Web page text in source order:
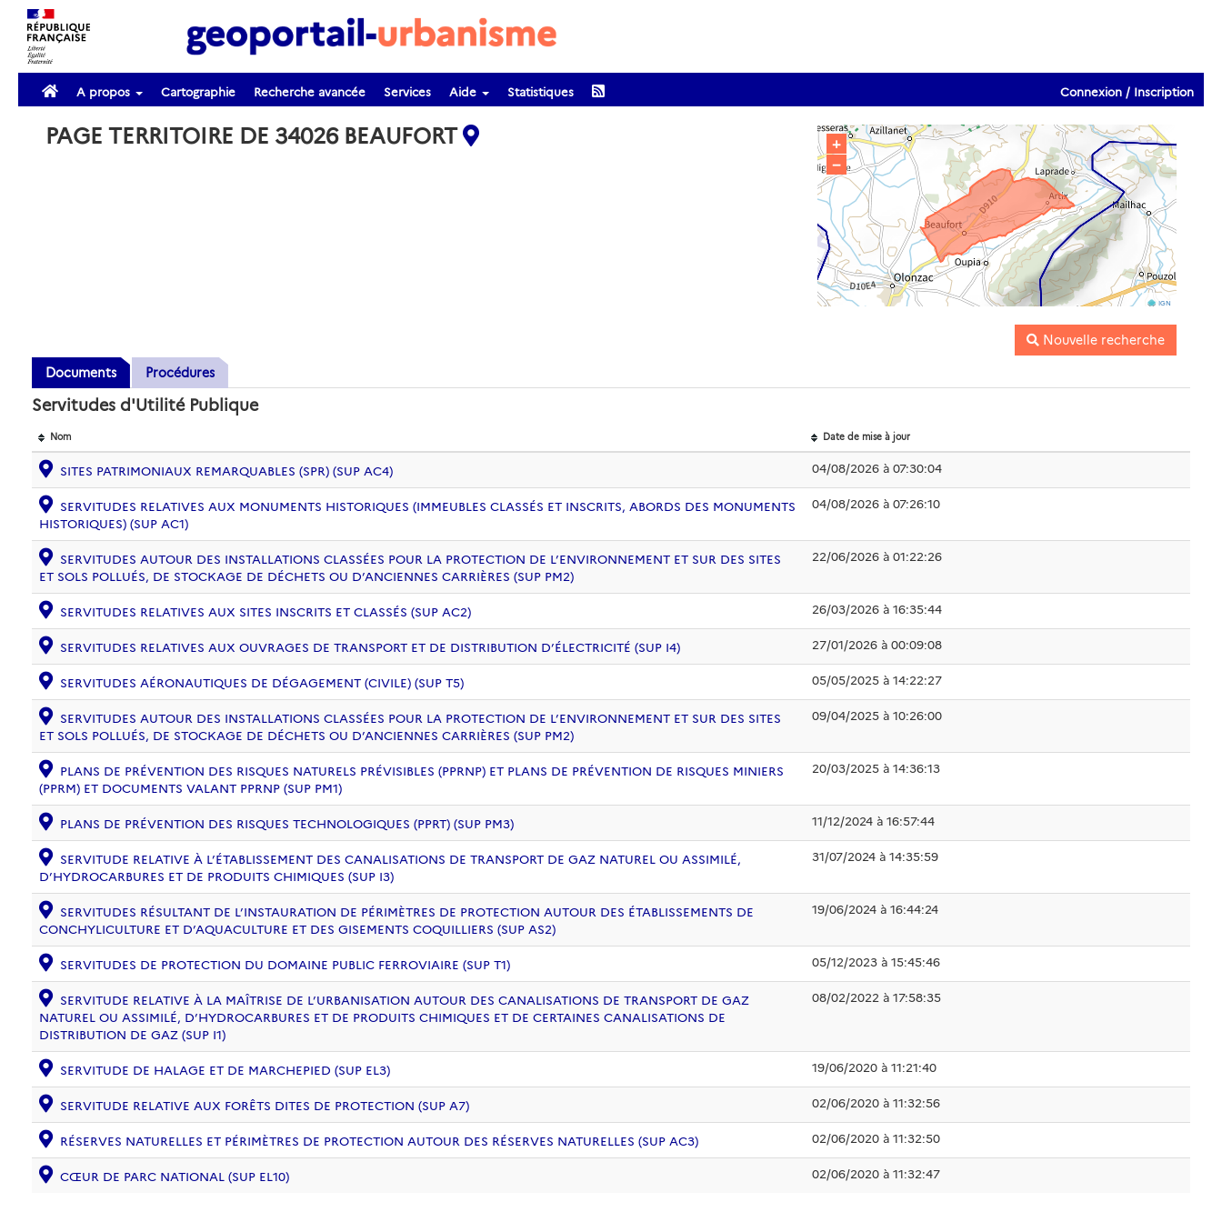
A propos Cartographie Recherche avancée Services Aide Statistiques Connexion / Inscription
PAGE TERRITOIRE DE 34026 BEAUFORT
+
−
IGN
Nouvelle recherche
Documents
Procédures
Servitudes d'Utilité Publique
Nom Date de mise à jour
SITES PATRIMONIAUX REMARQUABLES (SPR) (SUP AC4) 04/08/2026 à 07:30:04
SERVITUDES RELATIVES AUX MONUMENTS HISTORIQUES (IMMEUBLES CLASSÉS ET INSCRITS, ABORDS DES MONUMENTS
HISTORIQUES) (SUP AC1)
04/08/2026 à 07:26:10
SERVITUDES AUTOUR DES INSTALLATIONS CLASSÉES POUR LA PROTECTION DE L’ENVIRONNEMENT ET SUR DES SITES
ET SOLS POLLUÉS, DE STOCKAGE DE DÉCHETS OU D’ANCIENNES CARRIÈRES (SUP PM2)
22/06/2026 à 01:22:26
SERVITUDES RELATIVES AUX SITES INSCRITS ET CLASSÉS (SUP AC2) 26/03/2026 à 16:35:44
SERVITUDES RELATIVES AUX OUVRAGES DE TRANSPORT ET DE DISTRIBUTION D’ÉLECTRICITÉ (SUP I4) 27/01/2026 à 00:09:08
SERVITUDES AÉRONAUTIQUES DE DÉGAGEMENT (CIVILE) (SUP T5) 05/05/2025 à 14:22:27
SERVITUDES AUTOUR DES INSTALLATIONS CLASSÉES POUR LA PROTECTION DE L’ENVIRONNEMENT ET SUR DES SITES
ET SOLS POLLUÉS, DE STOCKAGE DE DÉCHETS OU D’ANCIENNES CARRIÈRES (SUP PM2)
09/04/2025 à 10:26:00
PLANS DE PRÉVENTION DES RISQUES NATURELS PRÉVISIBLES (PPRNP) ET PLANS DE PRÉVENTION DE RISQUES MINIERS
(PPRM) ET DOCUMENTS VALANT PPRNP (SUP PM1)
20/03/2025 à 14:36:13
PLANS DE PRÉVENTION DES RISQUES TECHNOLOGIQUES (PPRT) (SUP PM3) 11/12/2024 à 16:57:44
SERVITUDE RELATIVE À L’ÉTABLISSEMENT DES CANALISATIONS DE TRANSPORT DE GAZ NATUREL OU ASSIMILÉ,
D’HYDROCARBURES ET DE PRODUITS CHIMIQUES (SUP I3)
31/07/2024 à 14:35:59
SERVITUDES RÉSULTANT DE L’INSTAURATION DE PÉRIMÈTRES DE PROTECTION AUTOUR DES ÉTABLISSEMENTS DE
CONCHYLICULTURE ET D’AQUACULTURE ET DES GISEMENTS COQUILLIERS (SUP AS2)
19/06/2024 à 16:44:24
SERVITUDES DE PROTECTION DU DOMAINE PUBLIC FERROVIAIRE (SUP T1) 05/12/2023 à 15:45:46
SERVITUDE RELATIVE À LA MAÎTRISE DE L’URBANISATION AUTOUR DES CANALISATIONS DE TRANSPORT DE GAZ
NATUREL OU ASSIMILÉ, D’HYDROCARBURES ET DE PRODUITS CHIMIQUES ET DE CERTAINES CANALISATIONS DE
DISTRIBUTION DE GAZ (SUP I1)
08/02/2022 à 17:58:35
SERVITUDE DE HALAGE ET DE MARCHEPIED (SUP EL3) 19/06/2020 à 11:21:40
SERVITUDE RELATIVE AUX FORÊTS DITES DE PROTECTION (SUP A7) 02/06/2020 à 11:32:56
RÉSERVES NATURELLES ET PÉRIMÈTRES DE PROTECTION AUTOUR DES RÉSERVES NATURELLES (SUP AC3) 02/06/2020 à 11:32:50
CŒUR DE PARC NATIONAL (SUP EL10) 02/06/2020 à 11:32:47